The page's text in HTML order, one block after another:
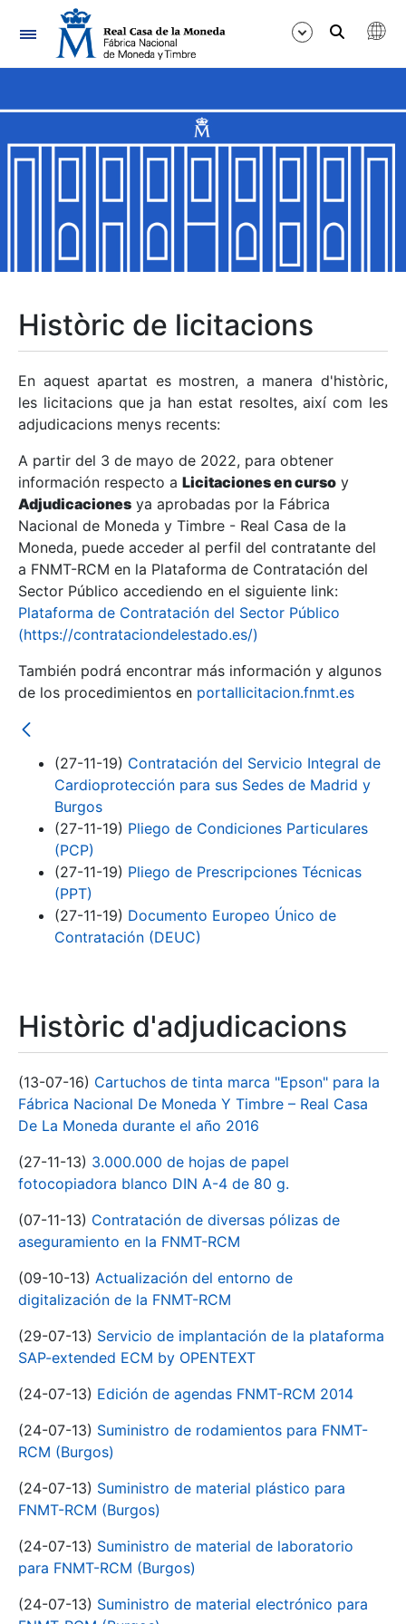
Navegació
Mostra/Amaga
Mostra/Amaga
Mostra/Amaga
Mostra/Amaga
Mostra/Amaga
Històric de licitacions
En aquest apartat es mostren, a manera d'històric,
les licitacions que ja han estat resoltes, així com les
adjudicacions menys recents:
A partir del 3 de mayo de 2022, para obtener
información respecto a Licitaciones en curso y
Adjudicaciones ya aprobadas por la Fábrica
Nacional de Moneda y Timbre - Real Casa de la
Moneda, puede acceder al perfil del contratante del
a FNMT-RCM en la Plataforma de Contratación del
Sector Público accediendo en el siguiente link:
Plataforma de Contratación del Sector Público
(https://contrataciondelestado.es/)
También podrá encontrar más información y algunos
de los procedimientos en portallicitacion.fnmt.es
(27-11-19) Contratación del Servicio Integral de
Cardioprotección para sus Sedes de Madrid y
Burgos
(27-11-19) Pliego de Condiciones Particulares
(PCP)
(27-11-19) Pliego de Prescripciones Técnicas
(PPT)
(27-11-19) Documento Europeo Único de
Contratación (DEUC)
Històric d'adjudicacions
(13-07-16) Cartuchos de tinta marca "Epson" para la
Fábrica Nacional De Moneda Y Timbre – Real Casa
De La Moneda durante el año 2016
(27-11-13) 3.000.000 de hojas de papel
fotocopiadora blanco DIN A-4 de 80 g.
(07-11-13) Contratación de diversas pólizas de
aseguramiento en la FNMT-RCM
(09-10-13) Actualización del entorno de
digitalización de la FNMT-RCM
(29-07-13) Servicio de implantación de la plataforma
SAP-extended ECM by OPENTEXT
(24-07-13) Edición de agendas FNMT-RCM 2014
(24-07-13) Suministro de rodamientos para FNMT-
RCM (Burgos)
(24-07-13) Suministro de material plástico para
FNMT-RCM (Burgos)
(24-07-13) Suministro de material de laboratorio
para FNMT-RCM (Burgos)
(24-07-13) Suministro de material electrónico para